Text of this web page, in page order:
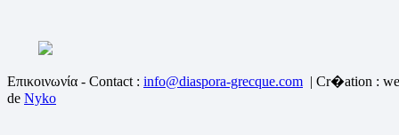
Επικοινωνία - Contact : info@diaspora-grecque.com | Cr�ation :
de Nyko